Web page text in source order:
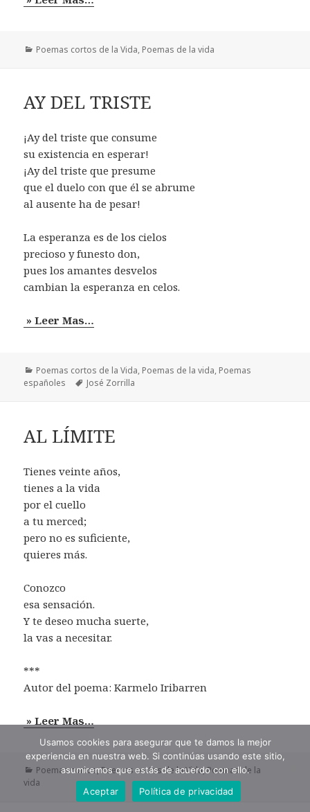
Categorías
Poemas cortos de la Vida, Poemas de la vida
AY DEL TRISTE
¡Ay del triste que consume
su existencia en esperar!
¡Ay del triste que presume
que el duelo con que él se abrume
al ausente ha de pesar!
La esperanza es de los cielos
precioso y funesto don,
pues los amantes desvelos
cambian la esperanza en celos.
» Leer Mas…
Categorías
Poemas cortos de la Vida, Poemas de la vida, Poemas
españoles
Etiquetas
José Zorrilla
AL LÍMITE
Tienes veinte años,
tienes a la vida
por el cuello
a tu merced;
pero no es suficiente,
quieres más.
Conozco
esa sensación.
Y te deseo mucha suerte,
la vas a necesitar.
***
Autor del poema: Karmelo Iribarren
» Leer Mas…
Categorías
Poemas cortos,Poemas cortos de la Vida,Poemas de la
vida
Usamos cookies para asegurar que te damos la mejor
experiencia en nuestra web. Si continúas usando este sitio,
asumiremos que estás de acuerdo con ello.
Aceptar
Política de privacidad